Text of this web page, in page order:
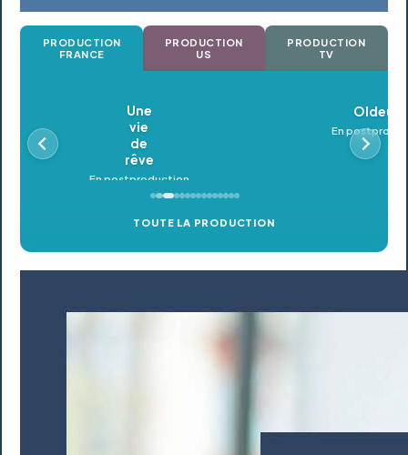
PRODUCTION
FRANCE
PRODUCTION
US
PRODUCTION
TV
Oldeupe
En postproduction
TOUTE LA PRODUCTION